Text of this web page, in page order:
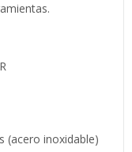
(acero inoxidable)